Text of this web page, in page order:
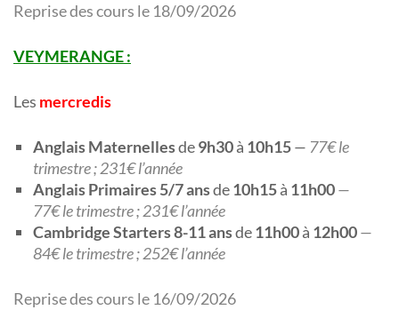
Reprise des cours le 18/09/2026
VEYMERANGE :
Les mercredis
Anglais Maternellesde9h30à 10h15— 77€ le
trimestre ; 231€ l’année
Anglais Primaires 5/7 ansde10h15à 11h00—
77€ le trimestre ; 231€ l’année
Cambridge Starters 8-11 ansde11h00à 12h00—
84€ le trimestre ; 252€ l’année
Reprise des cours le 16/09/2026